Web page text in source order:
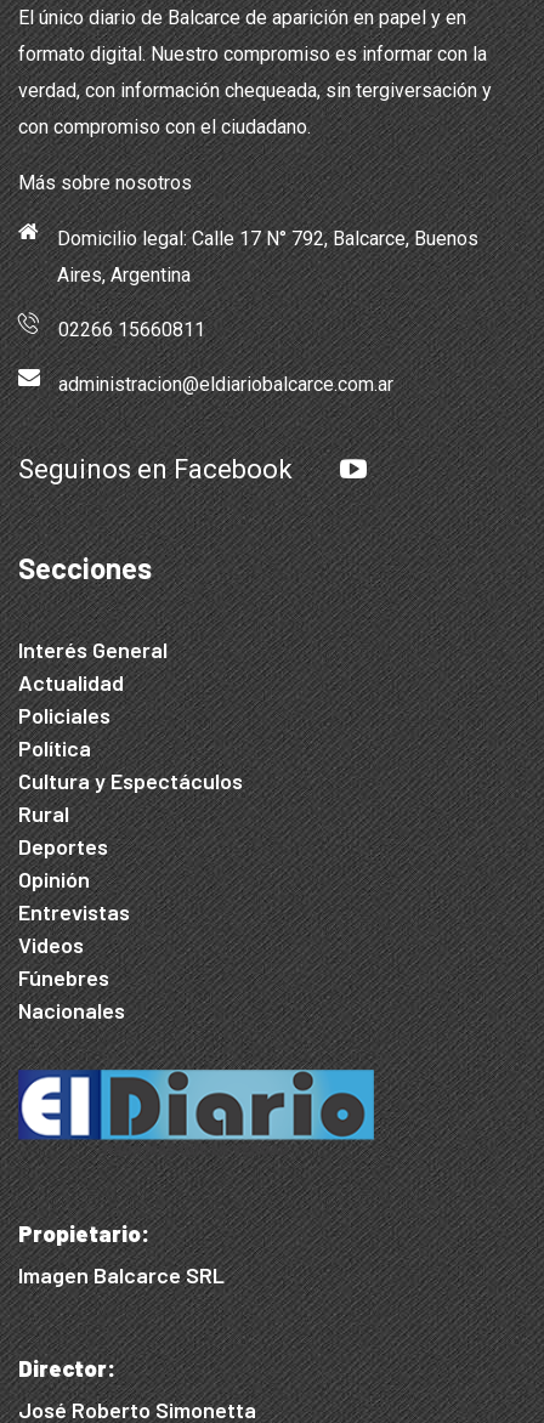
El único diario de Balcarce de aparición en papel y en
formato digital. Nuestro compromiso es informar con la
verdad, con información chequeada, sin tergiversación y
con compromiso con el ciudadano.
Más sobre nosotros
Domicilio legal: Calle 17 N° 792, Balcarce, Buenos
Aires, Argentina
02266 15660811
administracion@eldiariobalcarce.com.ar
Seguinos en Facebook
Secciones
Interés General
Actualidad
Policiales
Política
Cultura y Espectáculos
Rural
Deportes
Opinión
Entrevistas
Videos
Fúnebres
Nacionales
Propietario:
Imagen Balcarce SRL
Director:
José Roberto Simonetta